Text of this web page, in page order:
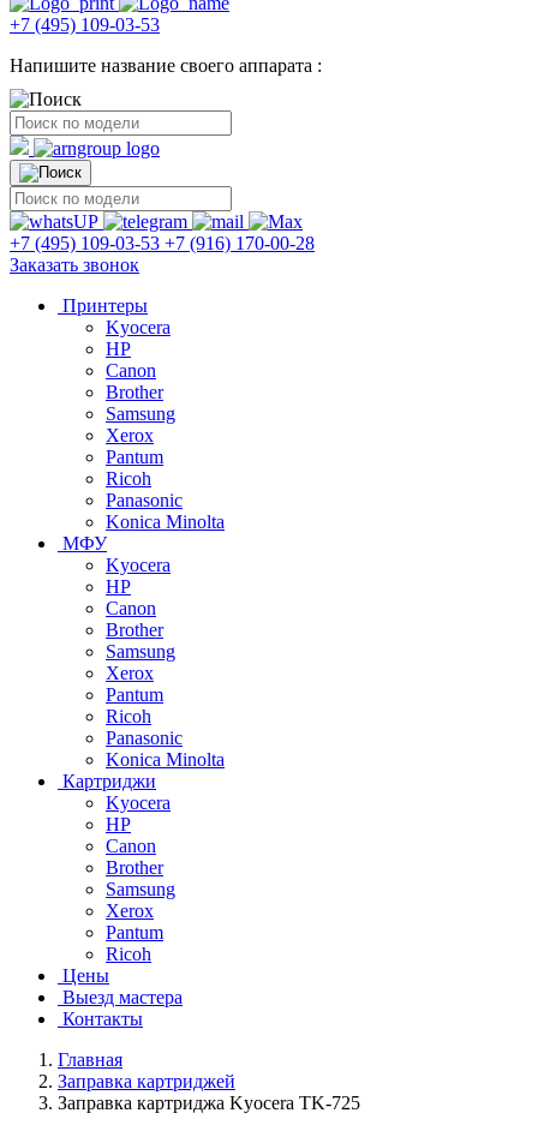
+7 (495) 109-03-53
Напишите название своего аппарата :
+7 (495) 109-03-53 +7 (916) 170-00-28
Заказать звонок
Принтеры
Kyocera
HP
Canon
Brother
Samsung
Xerox
Pantum
Ricoh
Panasonic
Konica Minolta
МФУ
Kyocera
HP
Canon
Brother
Samsung
Xerox
Pantum
Ricoh
Panasonic
Konica Minolta
Картриджи
Kyocera
HP
Canon
Brother
Samsung
Xerox
Pantum
Ricoh
Цены
Выезд мастера
Контакты
Главная
Заправка картриджей
Заправка картриджа Kyocera TK-725